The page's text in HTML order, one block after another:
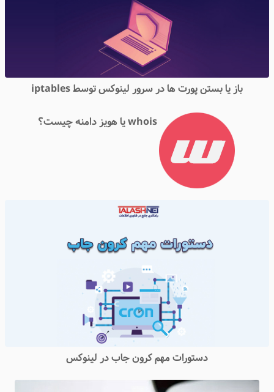
باز یا بستن پورت ها در سرور لینوکس توسط iptables
whois یا هویز دامنه چیست؟
دستورات مهم کرون جاب در لینوکس